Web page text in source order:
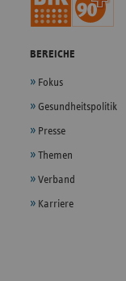
BEREICHE
Fokus
Gesundheitspolitik
Presse
Themen
Verband
Karriere